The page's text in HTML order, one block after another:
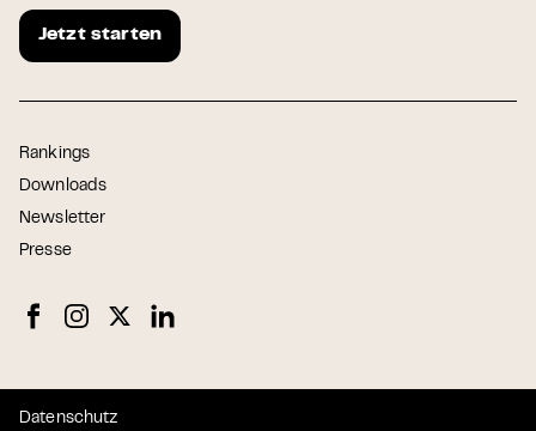
Jetzt starten
Rankings
Downloads
Newsletter
Presse
Datenschutz